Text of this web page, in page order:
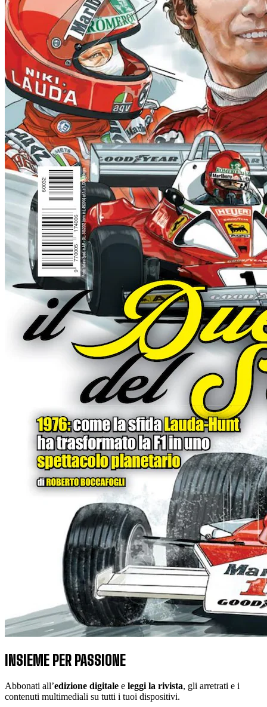
INSIEME PER PASSIONE
Abbonati all’edizione digitale e leggi la rivista, gli arretrati e i
contenuti multimediali su tutti i tuoi dispositivi.